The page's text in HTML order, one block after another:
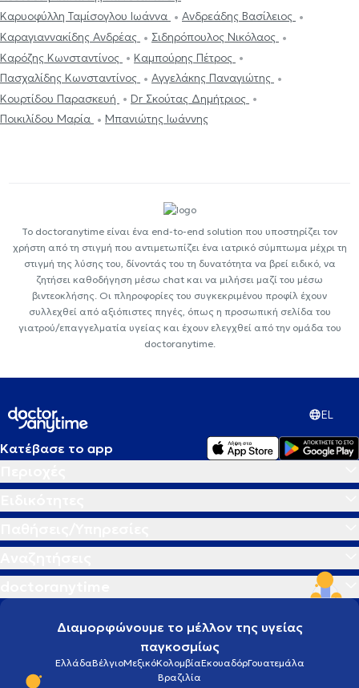
Καρυοφύλλη Ταμίσογλου Ιωάννα
Ανδρεάδης Βασίλειος
Καραγιαννακίδης Ανδρέας
Σιδηρόπουλος Νικόλαος
Καρόζης Κωνσταντίνος
Καμπούρης Πέτρος
Πασχαλίδης Κωνσταντίνος
Αγγελάκης Παναγιώτης
Κουρτίδου Παρασκευή
Dr Σκούτας Δημήτριος
Ποικιλίδου Μαρία
Μπανιώτης Ιωάννης
Το doctoranytime είναι ένα end-to-end solution που υποστηρίζει τον
χρήστη από τη στιγμή που αντιμετωπίζει ένα ιατρικό σύμπτωμα μέχρι τη
στιγμή της λύσης του, δίνοντάς του τη δυνατότητα να βρεί ειδικό, να
ζητήσει καθοδήγηση μέσω chat και να μιλήσει μαζί του μέσω
βιντεοκλήσης. Οι πληροφορίες του συγκεκριμένου προφίλ έχουν
συλλεχθεί από αξιόπιστες πηγές, όπως η προσωπική σελίδα του
γιατρού/επαγγελματία υγείας και έχουν ελεγχθεί από την ομάδα του
doctoranytime.
EL
Κατέβασε το app
Διαμορφώνουμε το μέλλον της υγείας
παγκοσμίως
ΕλλάδαΒέλγιοΜεξικόΚολομβίαΕκουαδόρΓουατεμάλα
Βραζιλία